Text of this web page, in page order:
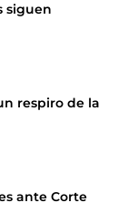
siguen
respiro de la
ante Corte